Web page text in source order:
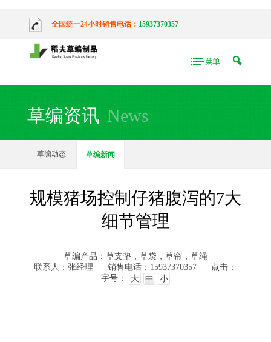
全国统一24小时销售电话： 15937370357
草编资讯 News
草编动态 草编新闻
规模猪场控制仔猪腹泻的7大
细节管理
草编产品：草支垫，草袋，草帘，草绳
联系人：张经理
销售电话：15937370357
点击：
字号：
大 中 小